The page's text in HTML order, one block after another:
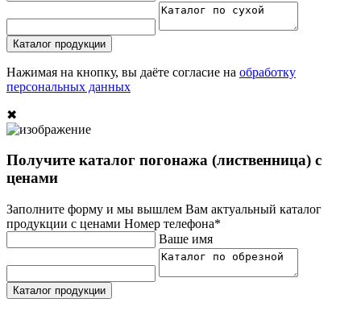
Каталог продукции
Нажимая на кнопку, вы даёте согласие на обработку
персональных данных
✖
Получите каталог погонажа (лиственница) с
ценами
Заполните форму и мы вышлем Вам актуальный каталог
продукции с ценами Номер телефона*
Ваше имя
Каталог продукции